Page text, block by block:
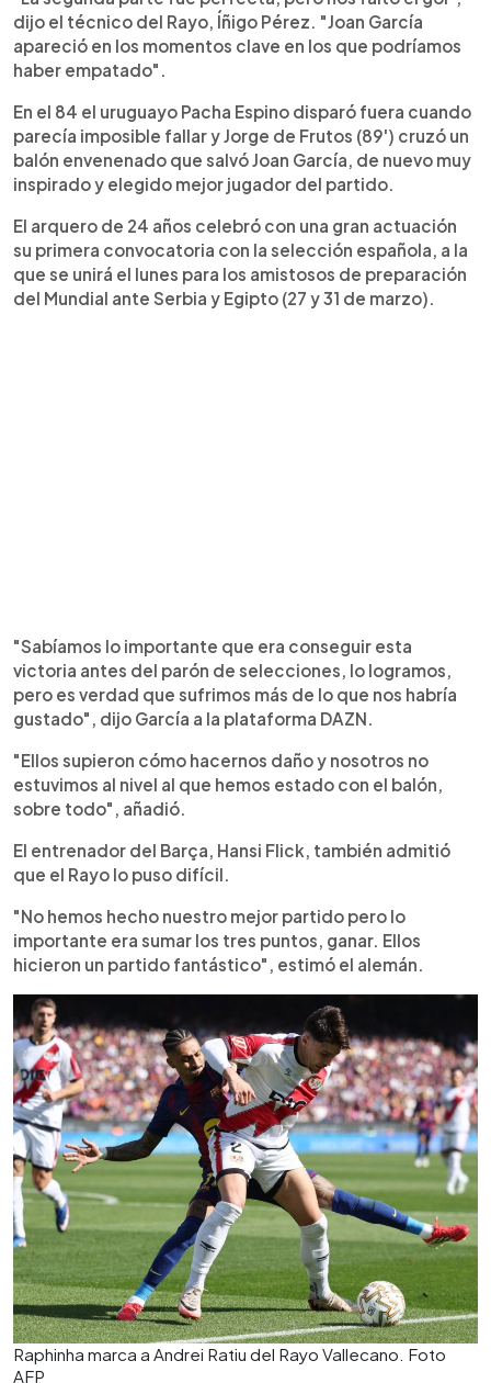
dijo el técnico del Rayo, Íñigo Pérez. "Joan García
apareció en los momentos clave en los que podríamos
haber empatado".
En el 84 el uruguayo Pacha Espino disparó fuera cuando
parecía imposible fallar y Jorge de Frutos (89') cruzó un
balón envenenado que salvó Joan García, de nuevo muy
inspirado y elegido mejor jugador del partido.
El arquero de 24 años celebró con una gran actuación
su primera convocatoria con la selección española, a la
que se unirá el lunes para los amistosos de preparación
del Mundial ante Serbia y Egipto (27 y 31 de marzo).
"Sabíamos lo importante que era conseguir esta
victoria antes del parón de selecciones, lo logramos,
pero es verdad que sufrimos más de lo que nos habría
gustado", dijo García a la plataforma DAZN.
"Ellos supieron cómo hacernos daño y nosotros no
estuvimos al nivel al que hemos estado con el balón,
sobre todo", añadió.
El entrenador del Barça, Hansi Flick, también admitió
que el Rayo lo puso difícil.
"No hemos hecho nuestro mejor partido pero lo
importante era sumar los tres puntos, ganar. Ellos
hicieron un partido fantástico", estimó el alemán.
Raphinha marca a Andrei Ratiu del Rayo Vallecano. Foto
AFP